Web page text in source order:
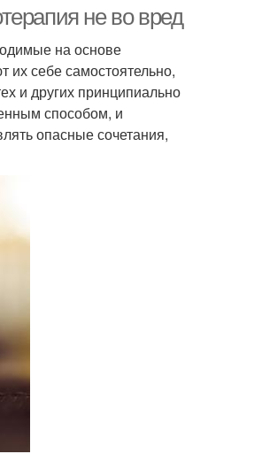
не во вред
на основе
их себе самостоятельно,
и других принципиально
способом, и
опасные сочетания,